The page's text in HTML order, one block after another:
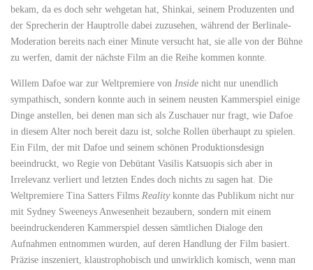
bekam, da es doch sehr wehgetan hat, Shinkai, seinem Produzenten und
der Sprecherin der Hauptrolle dabei zuzusehen, während der Berlinale-
Moderation bereits nach einer Minute versucht hat, sie alle von der Bühne
zu werfen, damit der nächste Film an die Reihe kommen konnte.
Willem Dafoe war zur Weltpremiere von Inside nicht nur unendlich
sympathisch, sondern konnte auch in seinem neusten Kammerspiel einige
Dinge anstellen, bei denen man sich als Zuschauer nur fragt, wie Dafoe
in diesem Alter noch bereit dazu ist, solche Rollen überhaupt zu spielen.
Ein Film, der mit Dafoe und seinem schönen Produktionsdesign
beeindruckt, wo Regie von Debütant Vasilis Katsuopis sich aber in
Irrelevanz verliert und letzten Endes doch nichts zu sagen hat. Die
Weltpremiere Tina Satters Films Reality konnte das Publikum nicht nur
mit Sydney Sweeneys Anwesenheit bezaubern, sondern mit einem
beeindruckenderen Kammerspiel dessen sämtlichen Dialoge den
Aufnahmen entnommen wurden, auf deren Handlung der Film basiert.
Präzise inszeniert, klaustrophobisch und unwirklich komisch, wenn man